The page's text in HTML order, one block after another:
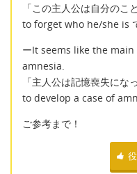
「この主人公は自分のこ
to forget who he/she is
ーIt seems like the
amnesia.
「主人公は記憶喪失にな
to develop a case of
ご参考まで！